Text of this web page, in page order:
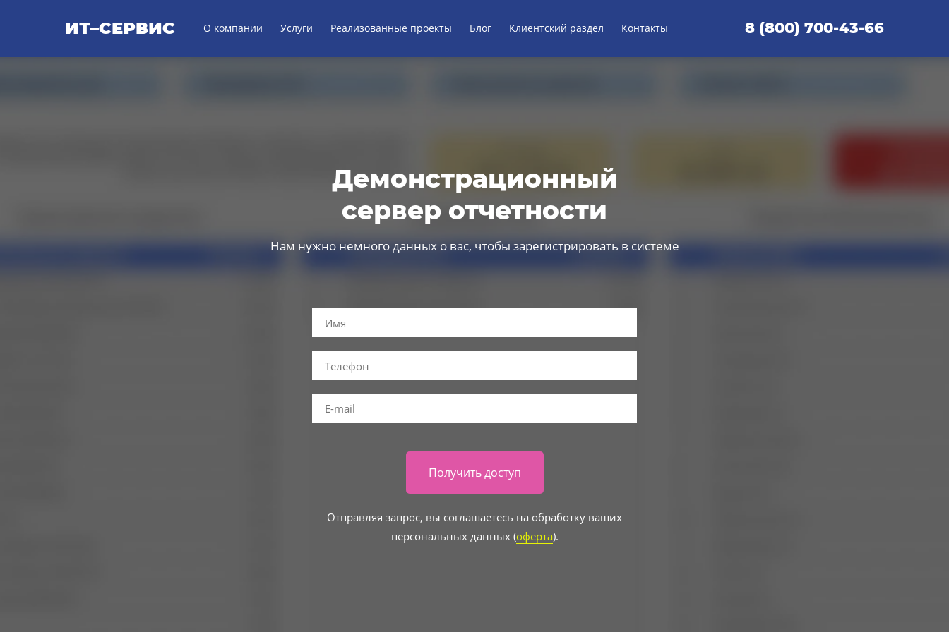
ИТ–СЕРВИС О компании Услуги Реализованные проекты Блог Клиентский раздел Контакты 8 (800) 700-43-66
Демонстрационный
сервер отчетности
Нам нужно немного данных о вас, чтобы зарегистрировать в системе
Получить доступ
Отправляя запрос, вы соглашаетесь на обработку ваших
персональных данных (оферта).